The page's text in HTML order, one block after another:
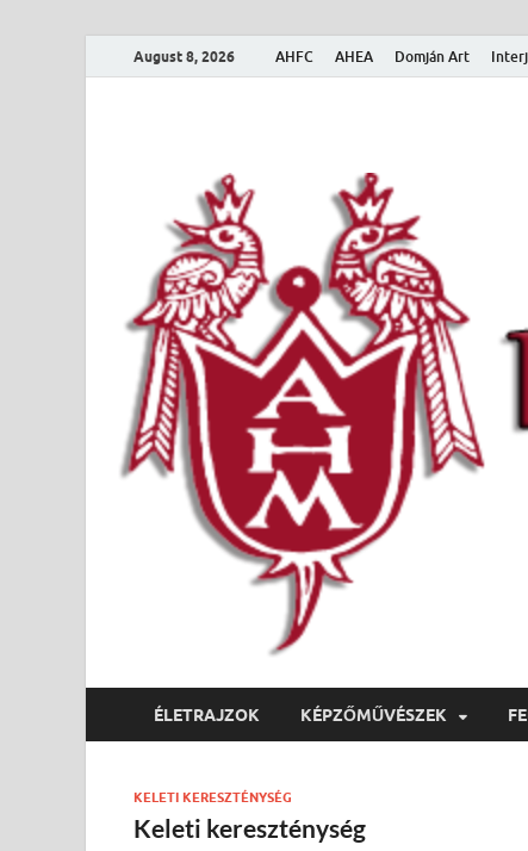
August 8, 2026 AHFC AHEA Domján Art
Amerikai Magyar
ÉLETRAJZOK KÉPZŐMŰVÉSZEK
KELETI KERESZTÉNYSÉG
Keleti kereszténység